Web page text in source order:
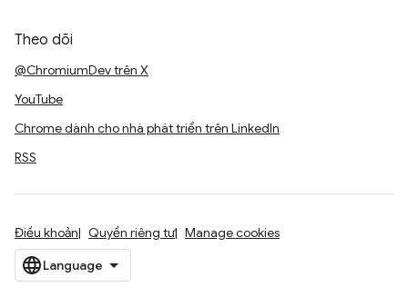
Theo dõi
@ChromiumDev trên X
YouTube
Chrome dành cho nhà phát triển trên LinkedIn
RSS
Điều khoản Quyền riêng tư Manage cookies